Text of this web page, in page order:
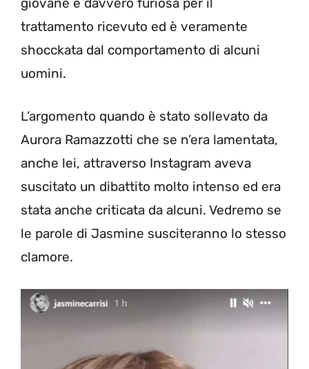
trattamento ricevuto ed è veramente
shocckata dal comportamento di alcuni
uomini.
L’argomento quando è stato sollevato da
Aurora Ramazzotti che se n’era lamentata,
anche lei, attraverso Instagram aveva
suscitato un dibattito molto intenso ed era
stata anche criticata da alcuni. Vedremo se
le parole di Jasmine susciteranno lo stesso
clamore.